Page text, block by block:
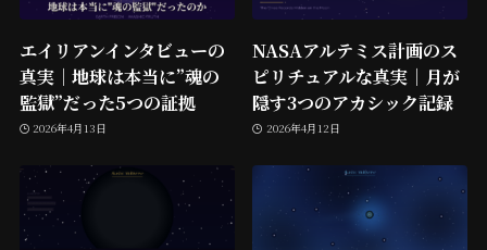
エイリアンインタビューの
真実｜地球は本当に”魂の
監獄”だった5つの証拠
2026年4月13日
NASAアルテミス計画のス
ピリチュアルな真実｜月が
隠す3つのアカシック記録
2026年4月12日